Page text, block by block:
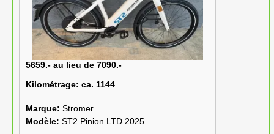
5659.- au lieu de 7090.-
Kilométrage: ca. 1144
Marque: Stromer
Modèle: ST2 Pinion LTD 2025